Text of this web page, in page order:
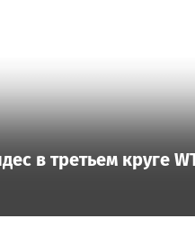
в третьем круге